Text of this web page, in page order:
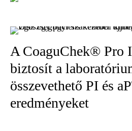
A CoaguChek® Pro
biztosít a
összevethető PI és
eredményeket